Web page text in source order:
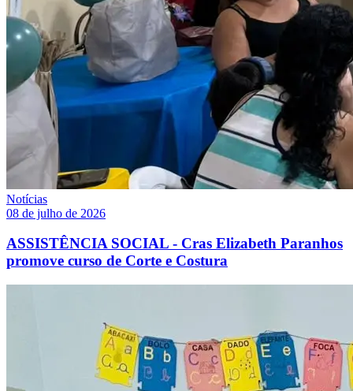
Notícias
08 de julho de 2026
ASSISTÊNCIA SOCIAL - Cras Elizabeth Paranhos
promove curso de Corte e Costura